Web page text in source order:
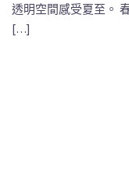
透明空間感受夏至。
[…]